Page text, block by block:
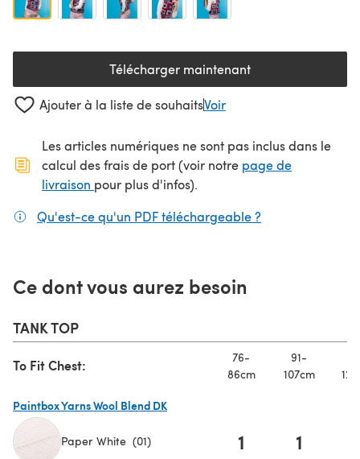
Télécharger maintenant(s'ouvre dans un nouvel
Ajouter à la liste de souhaitsVoir
Les articles numériques ne sont pas inclus dans le
calcul des frais de port (voir notre page de
livraison (s'ouvre dans un nouvel onglet)
pour plus d'infos).
Qu'est-ce qu'un PDF téléchargeable ?
Ce dont vous aurez besoin
TANK TOP
To Fit Chest:
76-
86cm
91-
107cm
Paintbox Yarns Wool Blend DK
Paper White (01) 1 1